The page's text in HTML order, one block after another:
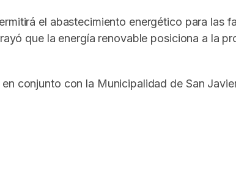
el abastecimiento energético para las
que la energía renovable posiciona a la
conjunto con la Municipalidad de San